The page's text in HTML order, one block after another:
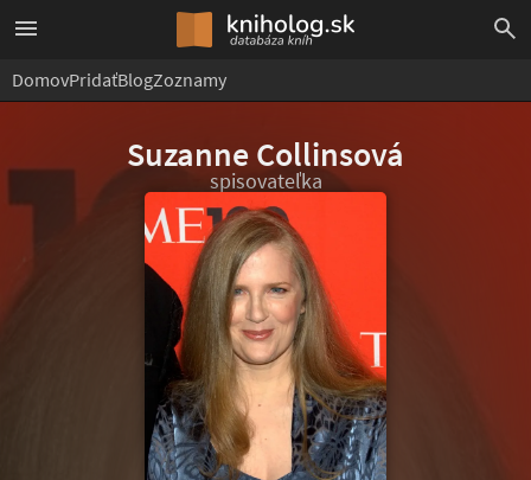
DomovPridaťBlogZoznamy
Suzanne Collinsová
spisovateľka